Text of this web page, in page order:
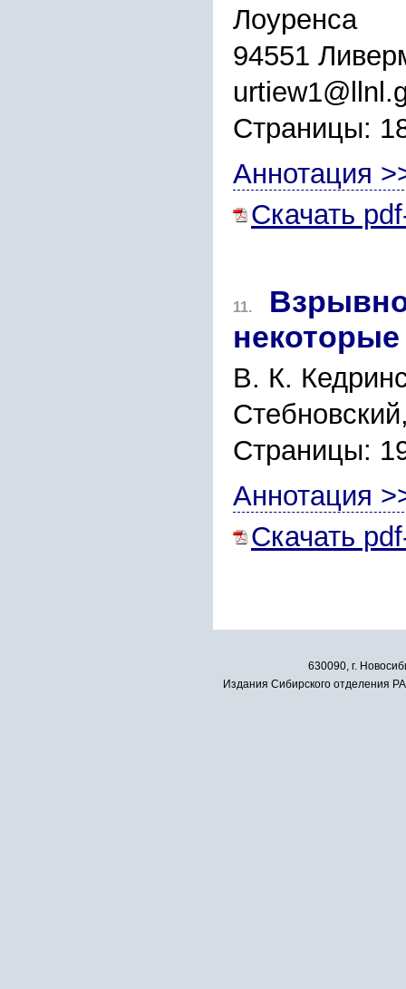
Лоуренса
94551
Страницы:
Аннотация
Скачать
11.
В. К.
Страницы:
Аннотация
Скачать
630090, г.
Издания Сибирского отделения